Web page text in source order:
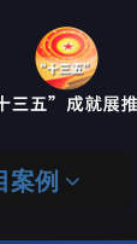
案例